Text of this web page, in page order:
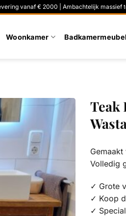
vanaf € 2000 | Ambachtelijk massief
Woonkamer
Teak
Volledig
✓ Grote
✓ Koop
✓